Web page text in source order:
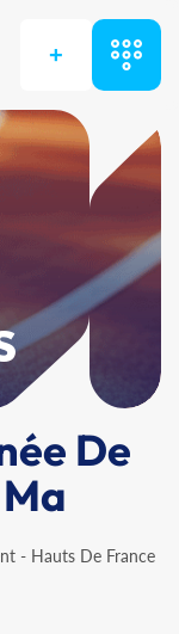
+
De
- Hauts De France